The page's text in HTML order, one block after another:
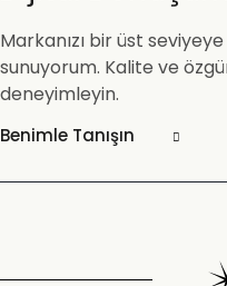
Markanızı bir üst
sunuyorum. Kalite ve
deneyimleyin.
Benimle Tanışın